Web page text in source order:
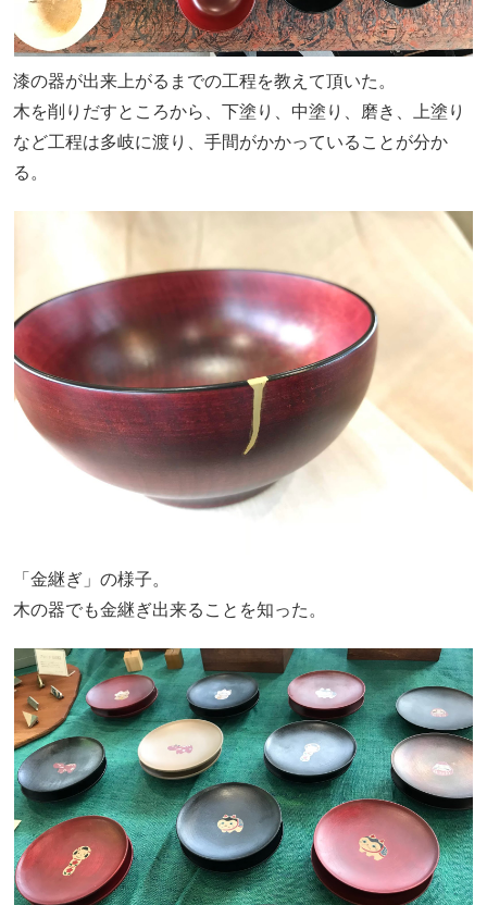
漆の器が出来上がるまでの工程を教えて頂いた。
木を削りだすところから、下塗り、中塗り、磨き、上塗り
など工程は多岐に渡り、手間がかかっていることが分か
る。
「金継ぎ」の様子。
木の器でも金継ぎ出来ることを知った。